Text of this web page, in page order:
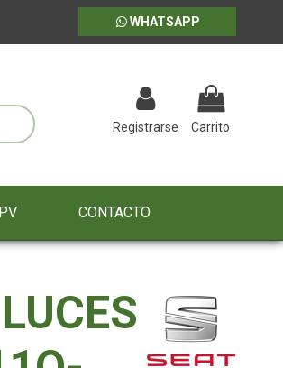
WHATSAPP
Registrarse Carrito
CONTACTO